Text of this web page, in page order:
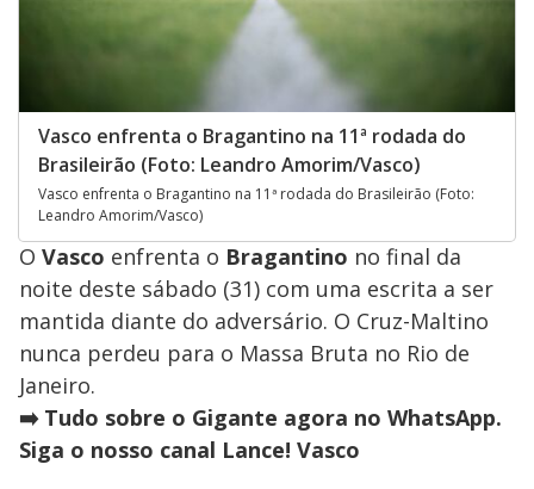
Vasco enfrenta o Bragantino na 11ª rodada do
Brasileirão (Foto: Leandro Amorim/Vasco)
Vasco enfrenta o Bragantino na 11ª rodada do Brasileirão (Foto:
Leandro Amorim/Vasco)
O Vasco enfrenta o Bragantino no final da
noite deste sábado (31) com uma escrita a ser
mantida diante do adversário. O Cruz-Maltino
nunca perdeu para o Massa Bruta no Rio de
Janeiro.
➡️ Tudo sobre o Gigante agora no WhatsApp.
Siga o nosso canal Lance! Vasco